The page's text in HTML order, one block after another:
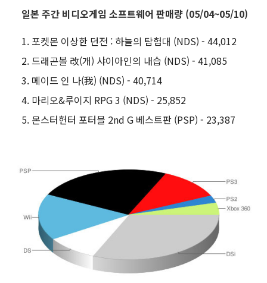
일본 주간 비디오게임 소프트웨어 판매량 (05/04~05/10)
포켓몬 이상한 던전 : 하늘의 탐험대 (NDS) - 44,012
드래곤볼 改(개) 샤이아인의 내습 (NDS) - 41,085
메이드 인 나(我) (NDS) - 40,714
마리오&루이지 RPG 3 (NDS) - 25,852
몬스터헌터 포터블 2nd G 베스트판 (PSP) - 23,387